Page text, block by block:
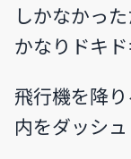
しかなかっ
かなりドキド
飛行機を降
内をダッシュ